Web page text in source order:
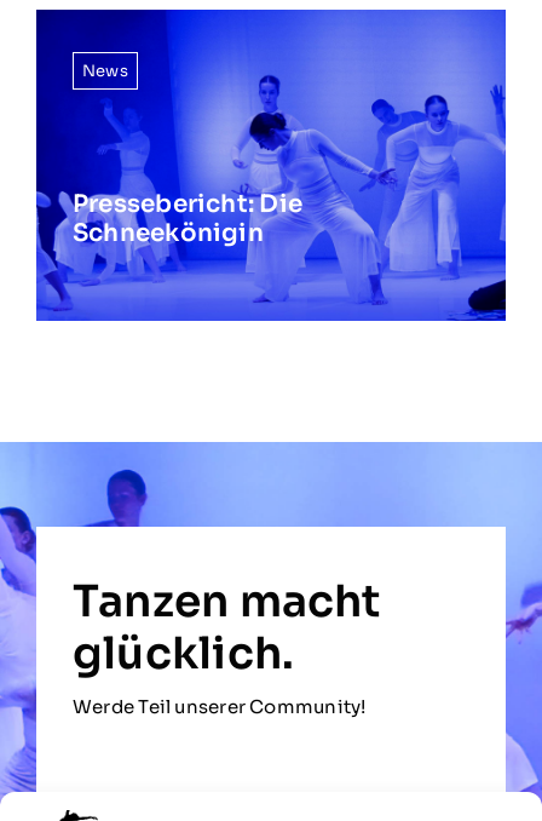
News
Pressebericht: Die
Schneekönigin
Tanzen macht
glücklich.
Werde Teil unserer Community!